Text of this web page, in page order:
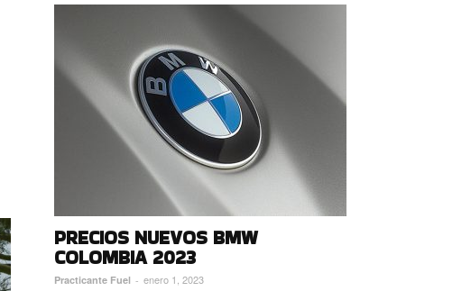
PRECIOS NUEVOS BMW
COLOMBIA 2023
Practicante Fuel - enero 1, 2023